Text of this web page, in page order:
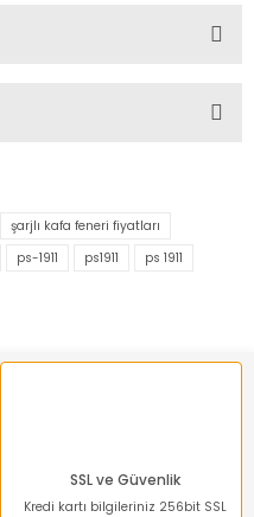
öneri formunu
ederiz.
görüntülenemiyor.
şarjlı kafa feneri fiyatları
ps-1911 ps1911
ps 1911
SSL ve Güvenlik
Kredi kartı bilgileriniz 256bit SSL